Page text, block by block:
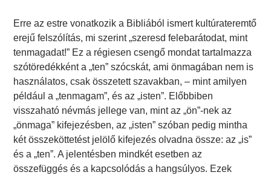
Erre az estre vonatkozik a Bibliából ismert kultúrateremtő
erejű felszólítás, mi szerint „szeresd felebarátodat, mint
tenmagadat!” Ez a régiesen csengő mondat tartalmazza
szótöredékként a „ten” szócskát, ami önmagában nem is
használatos, csak összetett szavakban, – mint amilyen
például a „tenmagam”, és az „isten”. Előbbiben
visszaható névmás jellege van, mint az „ön”-nek az
„önmaga” kifejezésben, az „isten” szóban pedig mintha
két összeköttetést jelölő kifejezés olvadna össze: az „is”
és a „ten”. A jelentésben mindkét esetben az
összefüggés és a kapcsolódás a hangsúlyos. Ezek